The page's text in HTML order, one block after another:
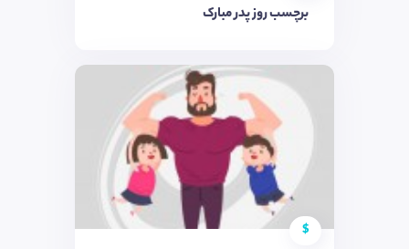
برچسب روز پدر مبارک
$